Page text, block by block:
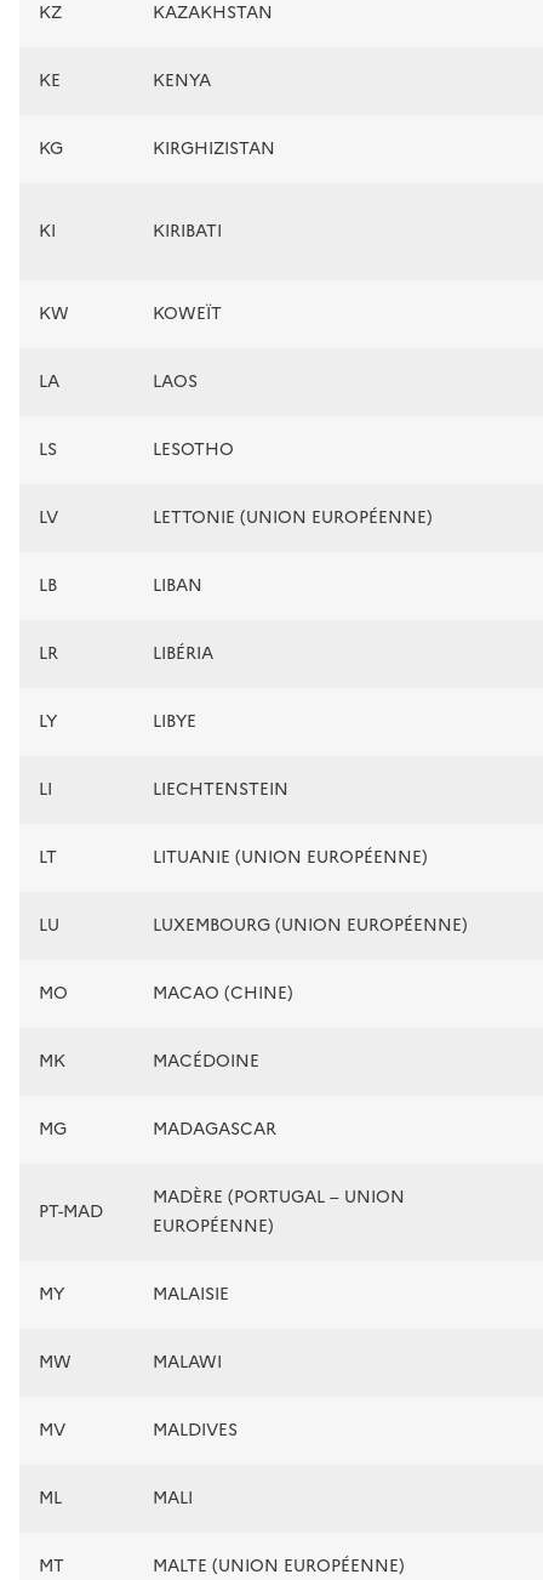
KZ KAZAKHSTAN
KE KENYA
KG KIRGHIZISTAN
KI KIRIBATI
KW KOWEÏT
LA LAOS
LS LESOTHO
LV LETTONIE (UNION EUROPÉENNE)
LB LIBAN
LR LIBÉRIA
LY LIBYE
LI LIECHTENSTEIN
LT LITUANIE (UNION EUROPÉENNE)
LU LUXEMBOURG (UNION EUROPÉENNE)
MO MACAO (CHINE)
MK MACÉDOINE
MG MADAGASCAR
PT-MAD
MADÈRE (PORTUGAL – UNION
EUROPÉENNE)
MY MALAISIE
MW MALAWI
MV MALDIVES
ML MALI
MT MALTE (UNION EUROPÉENNE)